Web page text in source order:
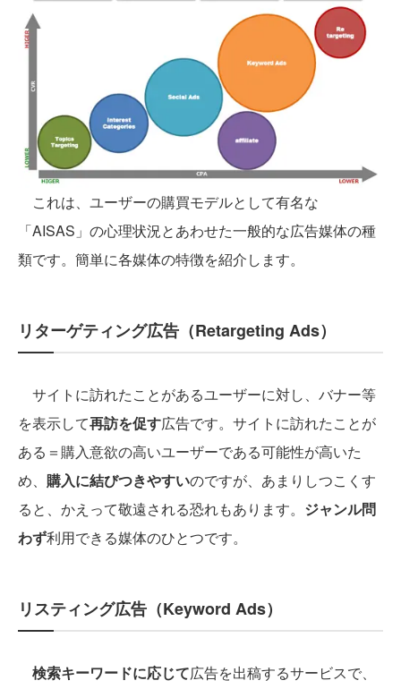
これは、ユーザーの購買モデルとして有名な
「AISAS」の心理状況とあわせた一般的な広告媒体の種
類です。簡単に各媒体の特徴を紹介します。
リターゲティング広告（Retargeting Ads）
サイトに訪れたことがあるユーザーに対し、バナー等
を表示して再訪を促す広告です。サイトに訪れたことが
ある＝購入意欲の高いユーザーである可能性が高いた
め、 購入に結びつきやすいのですが、あまりしつこくす
ると、かえって敬遠される恐れもあります。 ジャンル問
わず利用できる媒体のひとつです。
リスティング広告（Keyword Ads）
検索キーワードに応じて広告を出稿するサービスで、